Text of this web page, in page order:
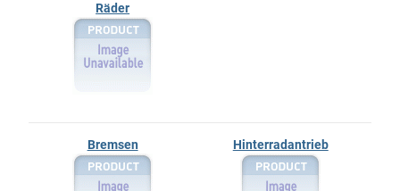
Räder
Bremsen Hinterradantrieb